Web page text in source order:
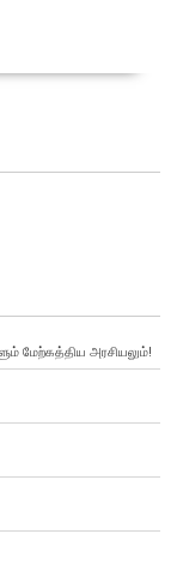
மேற்கத்திய அரசியலும்!